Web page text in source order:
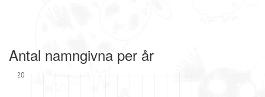
Antal namngivna per år